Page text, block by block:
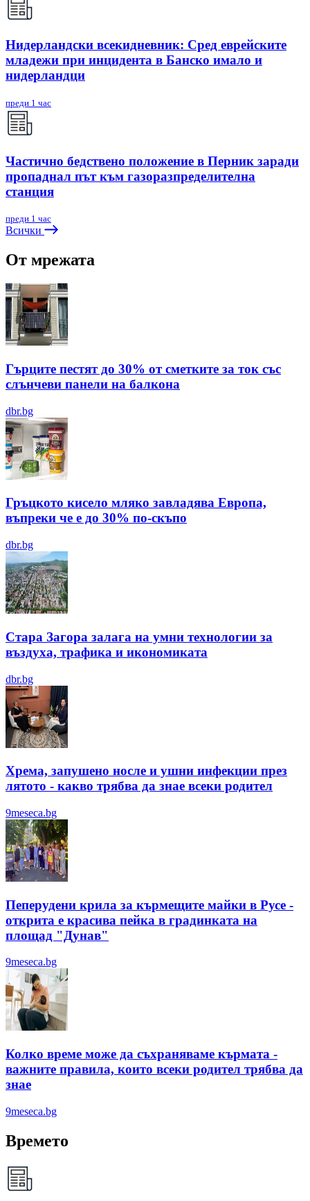
Нидерландски всекидневник: Сред еврейските
младежи при инцидента в Банско имало и
нидерландци
преди 1 час
Частично бедствено положение в Перник заради
пропаднал път към газоразпределителна
станция
преди 1 час
Всички
От мрежата
Гърците пестят до 30% от сметките за ток със
слънчеви панели на балкона
dbr.bg
Гръцкото кисело мляко завладява Европа,
въпреки че е до 30% по-скъпо
dbr.bg
Стара Загора залага на умни технологии за
въздуха, трафика и икономиката
dbr.bg
Хрема, запушено носле и ушни инфекции през
лятотo - какво трябва да знае всеки родител
9meseca.bg
Пеперудени крила за кърмещите майки в Русе -
открита е красива пейка в градинката на
площад "Дунав"
9meseca.bg
Колко време може да съхраняваме кърмата -
важните правила, които всеки родител трябва да
знае
9meseca.bg
Времето